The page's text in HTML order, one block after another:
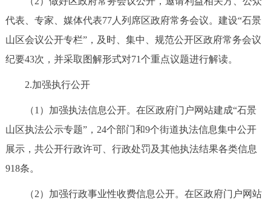
代表、专家、媒体代表77人列席区政府常务会议。建设“石景
山区会议公开专栏”，及时、集中、规范公开区政府常务会议
纪要43次，并采取图解形式对71个重点议题进行解读。
2.加强执行公开
（1）加强执法信息公开。在区政府门户网站建成“石景
山区执法公示专题”，24个部门和9个街道执法信息集中公开
展示，共公开行政许可、行政处罚及其他执法结果各类信息
918条。
（2）加强行政事业性收费信息公开。在区政府门户网站